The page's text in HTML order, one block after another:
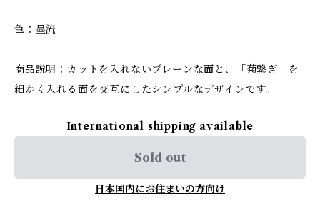
色：墨流
商品説明：カットを入れないプレーンな面と、「菊繋ぎ」を
細かく入れる面を交互にしたシンプルなデザインです。
International shipping available
Sold out
日本国内にお住まいの方向け